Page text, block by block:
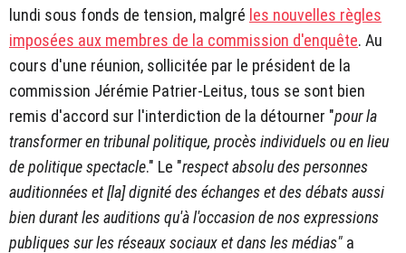
lundi sous fonds de tension, malgré les nouvelles règles
imposées aux membres de la commission d'enquête. Au
cours d'une réunion, sollicitée par le président de la
commission Jérémie Patrier-Leitus, tous se sont bien
remis d'accord sur l'interdiction de la détourner "pour la
transformer en tribunal politique, procès individuels ou en lieu
de politique spectacle." Le "respect absolu des personnes
auditionnées et [la] dignité des échanges et des débats aussi
bien durant les auditions qu'à l'occasion de nos expressions
publiques sur les réseaux sociaux et dans les médias" a